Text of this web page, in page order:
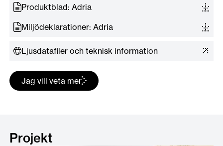
Produktblad: Adria
Miljödeklarationer: Adria
Ljusdatafiler och teknisk information
Jag vill veta mer
Projekt